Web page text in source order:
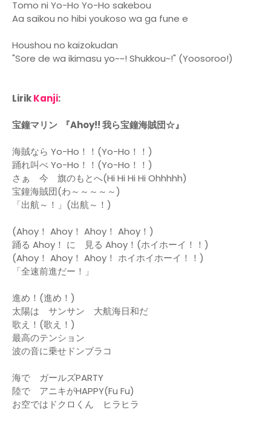
Tomo ni Yo-Ho Yo-Ho sakebou
Aa saikou no hibi youkoso wa ga fune e
Houshou no kaizokudan
"Sore de wa ikimasu yo~~! Shukkou~!" (Yoosoroo!)
LirikKanji:
宝鐘マリン 『Ahoy!! 我ら宝鐘海賊団☆』
海賊なら Yo-Ho！！(Yo-Ho！！)
踊れ叫べ Yo-Ho！！(Yo-Ho！！)
さぁ 今 旗のもとへ(Hi Hi Hi Hi Ohhhhh)
宝鐘海賊団(わ～～～～～)
「出航～！」(出航～！)
(Ahoy！ Ahoy！ Ahoy！ Ahoy！)
踊る Ahoy！ に 見る Ahoy！(ホイホーイ！！)
(Ahoy！ Ahoy！ Ahoy！ ホイホイホーイ！！)
「全速前進だー！」
進め！(進め！)
太陽は サンサン 大航海日和だ
歌え！(歌え！)
最高のテンション
波の音に乗せドンブラコ
海で ガールズPARTY
陸で アニキがHAPPY(Fu Fu)
お空ではドクロくん ヒラヒラ